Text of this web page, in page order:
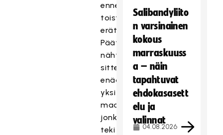
ennen
toista
erätaukoa.
Päätösjaksolla
nähtiin
sitten
enää
yksi
maali,
jonka
teki
Salibandyliito
n varsinainen
kokous
marraskuuss
a – näin
tapahtuvat
ehdokasasett
elu ja
valinnat
04.08.2026